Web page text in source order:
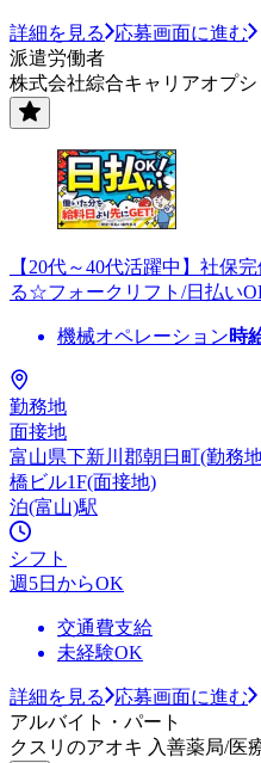
詳細を見る
応募画面に進む
派遣労働者
株式会社綜合キャリアオプ
【20代～40代活躍中】社保
る☆フォークリフト/日払い
機械オペレーション時
勤務地
面接地
富山県下新川郡朝日町(勤務
橋ビル1F(面接地)
泊(富山)駅
シフト
週5日からOK
交通費支給
未経験OK
詳細を見る
応募画面に進む
アルバイト・パート
クスリのアオキ 入善薬局/医